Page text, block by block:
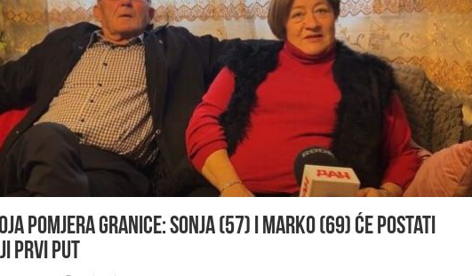
pomjera granice: Sonja (57) i Marko (69) će postati
prvi put